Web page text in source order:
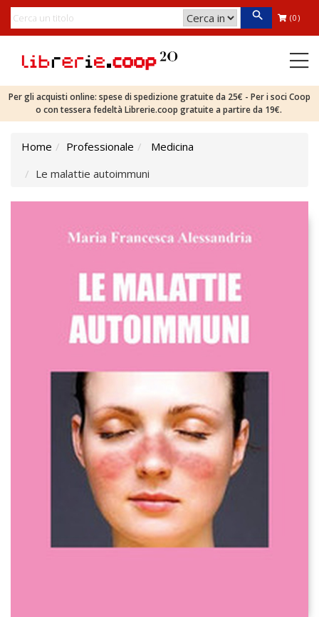
(0)
Per gli acquisti online: spese di spedizione gratuite da 25€ - Per i soci Coop
o con tessera fedeltà Librerie.coop gratuite a partire da 19€.
Home Professionale
Medicina
Le malattie autoimmuni